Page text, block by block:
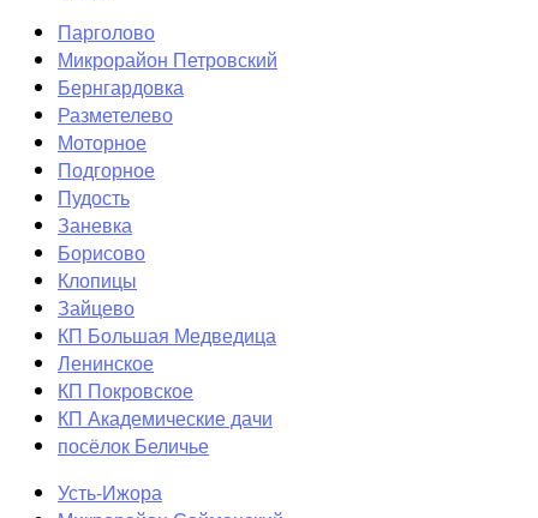
Парголово
Микрорайон Петровский
Бернгардовка
Разметелево
Моторное
Подгорное
Пудость
Заневка
Борисово
Клопицы
Зайцево
КП Большая Медведица
Ленинское
КП Покровское
КП Академические дачи
посёлок Беличье
Усть-Ижора